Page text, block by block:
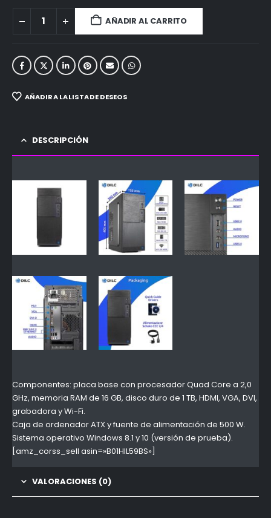
AÑADIR AL CARRITO
AÑADIR A LA LISTA DE DESEOS
DESCRIPCIÓN
Componentes: placa base con procesador Quad Core a 2,0
GHz, memoria RAM de 16 GB, disco duro de 1 TB, HDMI, VGA, DVI,
grabadora y Wi-Fi.
Caja de ordenador ATX y fuente de alimentación de 500 W.
Sistema operativo Windows 8.1 y 10 (versión de prueba).
[amz_corss_sell asin=»B01HIL59BS»]
VALORACIONES (0)